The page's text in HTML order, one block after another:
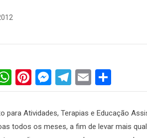
WhatsApp
Pinterest
Messenger
Telegram
Email
para Atividades, Terapias e Educação
todos os meses, a fim de levar mais